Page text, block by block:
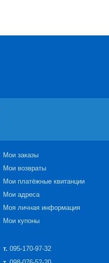
Мои заказы
Мои возвраты
Мои платёжные квитанции
Мои адреса
Моя личная информация
Мои купоны
т. 095-170-97-32